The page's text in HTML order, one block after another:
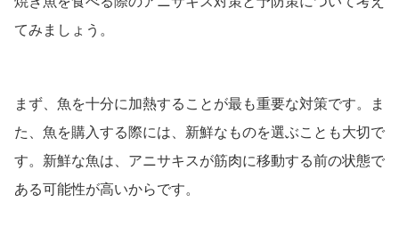
てみましょう。
まず、魚を十分に加熱することが最も重要な対策です。ま
た、魚を購入する際には、新鮮なものを選ぶことも大切で
す。新鮮な魚は、アニサキスが筋肉に移動する前の状態で
ある可能性が高いからです。